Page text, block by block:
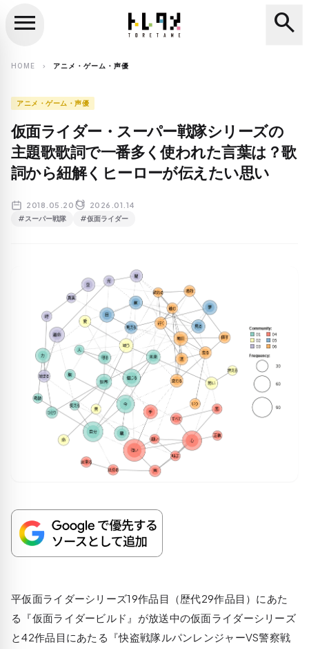
search
menu search
HOME chevron_right アニメ・ゲーム・声優
アニメ・ゲーム・声優
仮面ライダー・スーパー戦隊シリーズの
主題歌歌詞で一番多く使われた言葉は？歌
詞から紐解くヒーローが伝えたい思い
2018.05.20 2026.01.14
#スーパー戦隊 #仮面ライダー
平仮面ライダーシリーズ19作品目（歴代29作品目）にあた
る『仮面ライダービルド』が放送中の仮面ライダーシリーズ
と42作品目にあたる『快盗戦隊ルパンレンジャーVS警察戦